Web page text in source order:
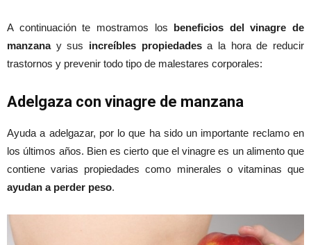
A continuación te mostramos los beneficios del vinagre de
manzanay sus increíbles propiedadesa la hora de reducir
trastornos y prevenir todo tipo de malestares corporales:
Adelgaza con vinagre de manzana
Ayuda a adelgazar, por lo que ha sido un importante reclamo en
los últimos años. Bien es cierto que el vinagre es un alimento que
contiene varias propiedades como minerales o vitaminas que
ayudan a perder peso.